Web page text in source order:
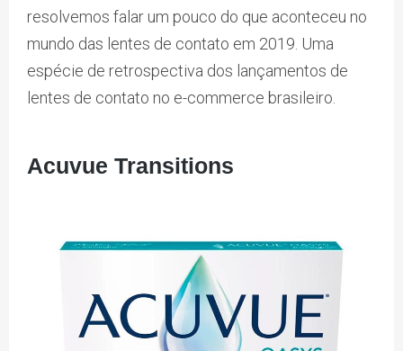
resolvemos falar um pouco do que aconteceu no
mundo das lentes de contato em 2019. Uma
espécie de retrospectiva dos lançamentos de
lentes de contato no e-commerce brasileiro.
Acuvue Transitions